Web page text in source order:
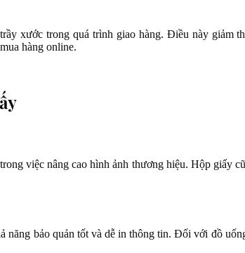
xước trong quá trình giao hàng. Điều này giảm
hàng online.
việc nâng cao hình ảnh thương hiệu. Hộp giấy
năng bảo quản tốt và dễ in thông tin. Đối với đồ